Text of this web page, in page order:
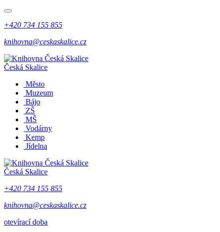
+420 734 155 855
knihovna@ceskaskalice.cz
Česká Skalice
Město
Muzeum
Bájo
ZŠ
MŠ
Vodárny
Kemp
Jídelna
Česká Skalice
+420 734 155 855
knihovna@ceskaskalice.cz
otevírací doba